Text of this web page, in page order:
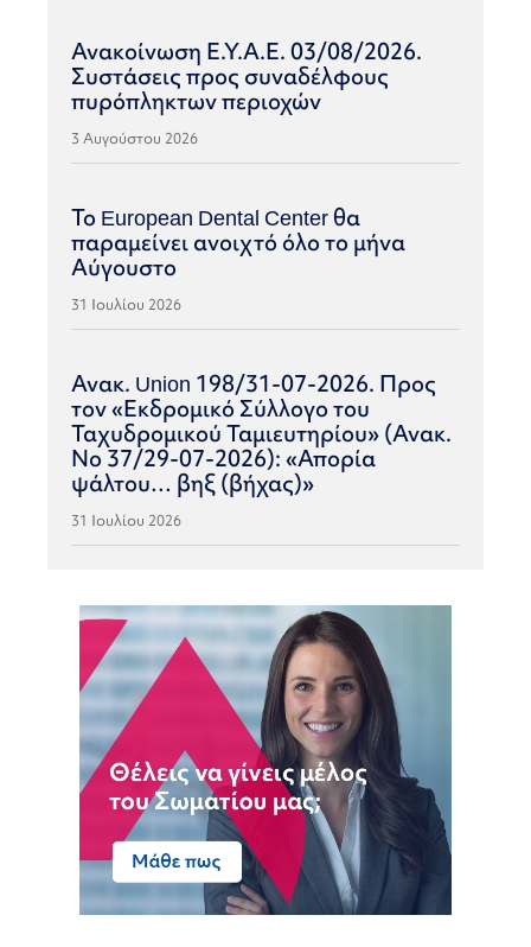
Ανακοίνωση Ε.Υ.Α.Ε. 03/08/2026.
Συστάσεις προς συναδέλφους
πυρόπληκτων περιοχών
3 Αυγούστου 2026
Το European Dental Center θα
παραμείνει ανοιχτό όλο το μήνα
Αύγουστο
31 Ιουλίου 2026
Ανακ. Union 198/31-07-2026. Προς
τον «Εκδρομικό Σύλλογο του
Ταχυδρομικού Ταμιευτηρίου» (Ανακ.
Νο 37/29-07-2026): «Απορία
ψάλτου… βηξ (βήχας)»
31 Ιουλίου 2026